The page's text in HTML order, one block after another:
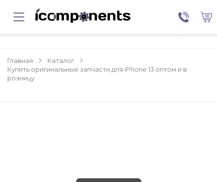
Главная
Каталог
Купить оригинальные запчасти для iPhone 13 оптом и в
розницу